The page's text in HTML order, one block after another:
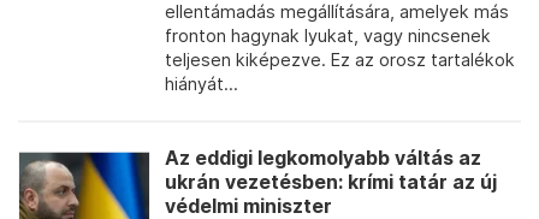
ellentámadás megállítására, amelyek más
fronton hagynak lyukat, vagy nincsenek
teljesen kiképezve. Ez az orosz tartalékok
hiányát...
Az eddigi legkomolyabb váltás az
ukrán vezetésben: krími tatár az új
védelmi miniszter